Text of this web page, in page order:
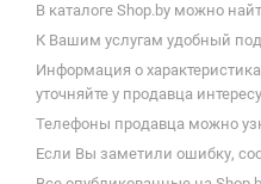
В каталоге Shop.by можно
К Вашим услугам удобный
Информация о
уточняйте у продавца
Телефоны продавца можно
Если Вы заметили ошибку,